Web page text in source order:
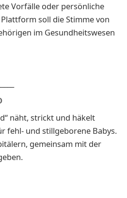
Vorfälle oder persönliche
soll die Stimme von
im Gesundheitswesen
näht, strickt und häkelt
fehl- und stillgeborene Babys.
gemeinsam mit der